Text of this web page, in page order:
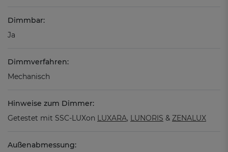
Dimmbar:
Ja
Dimmverfahren:
Mechanisch
Hinweise zum Dimmer:
Getestet mit SSC-LUXon LUXARA, LUNORIS & ZENALUX
Außenabmessung: